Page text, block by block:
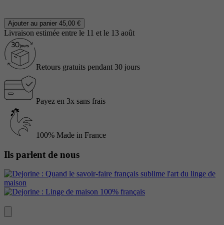
Ajouter au panier 45,00 €
Livraison estimée entre le 11 et le 13 août
Retours gratuits pendant 30 jours
Payez en 3x sans frais
100% Made in France
Ils parlent de nous